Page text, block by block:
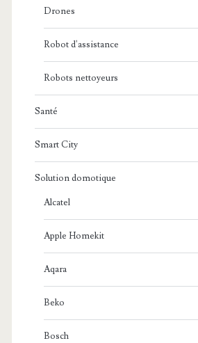
Drones
Robot d'assistance
Robots nettoyeurs
Santé
Smart City
Solution domotique
Alcatel
Apple Homekit
Aqara
Beko
Bosch